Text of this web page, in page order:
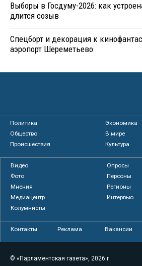
Выборы в Госдуму-2026: как
длится созыв
Спецборт и декорация к
аэропорт Шереметьево
Политика
Экономика
Общество
В мире
Происшествия
Культура
Видео
Опросы
Фото
Персоны
Мнения
Регионы
Медиацентр
Интервью
Колумнисты
Контакты Реклама Вакансии
© «Парламентская газета», 2026 г.